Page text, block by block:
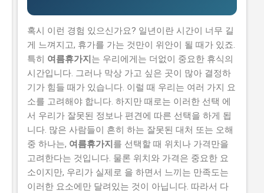
설명하겠습니다. 따라서 이 글을 읽고 2026년 -브랜드 챌
금 을 받으세요. 📋 목차 이 사업, 정말 받을 수 있을까? 신
청 자격과 준비물 지원 내용과 실제 혜택 단계별 신청 방
법 탈락하는 이유와 합격 전략 지금 신청하러 가기 이 사
업, 정말 받을 수 있을까? 이 사업이 뭔지, 지원 규모, 연간
선발 인원, 경쟁률 2026년 -브랜드 챌린지 참여기업 모집
연장 공고는 중소벤처기업부 에서 추진하는 사업으로, 중
소기업의 경쟁력을 강화하고 일자리를 창출하는 것을 목
표로 합니다. 지원 규모는 총 5천만 원 이고, 연간 선발 인
원은 100개사 입니다. 경쟁률은 10:1 로 높습니다. 유사 사
업과 비교 (예비 초기 등 구체적 차이점) 2026년 -브랜드
챌린지 참여기업 모집 연장 공고와 유사한 사업으...
혹시 이런 경험 있으신가요? 일년이란 시간이 너무 길
게 느껴지고, 휴가를 가는 것만이 위안이 될 때가 있죠.
특히 여름휴가지 는 우리에게는 더없이 중요한 휴식의
시간입니다. 그러나 막상 가고 싶은 곳이 많아 결정하
기가 힘들 때가 있습니다. 이럴 때 우리는 여러 가지 요
소를 고려해야 합니다. 하지만 때로는 이러한 선택 에
서 우리가 잘못된 정보나 편견에 따른 선택을 하게 됩
니다. 많은 사람들이 흔히 하는 잘못된 대처 또는 오해
중 하나는, 여름휴가지 를 선택할 때 위치나 가격만을
고려한다는 것입니다. 물론 위치와 가격은 중요한 요
소이지만, 우리가 실제로 을 하면서 느끼는 만족도는
이러한 요소에만 달려있는 것이 아닙니다. 따라서 다